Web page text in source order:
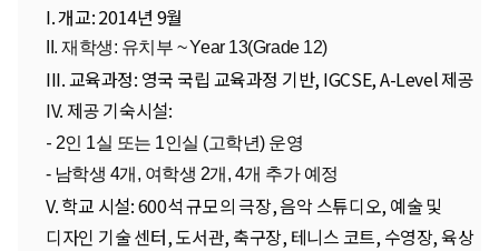
I.개교: 2014년 9월
II. 재학생: 유치부 ~ Year 13(Grade 12)
III. 교육과정: 영국 국립 교육과정 기반, IGCSE, A-Level 제공
IV. 제공 기숙시설:
- 2인 1실 또는 1인실 (고학년) 운영
- 남학생 4개, 여학생 2개, 4개 추가 예정
V. 학교 시설:600석 규모의 극장, 음악 스튜디오, 예술 및
디자인 기술 센터, 도서관, 축구장, 테니스 코트, 수영장, 육상